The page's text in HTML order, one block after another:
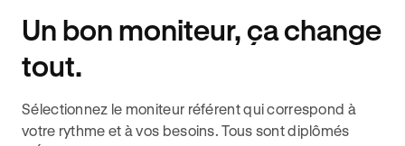
Un bon moniteur, ça change
tout.
Sélectionnez le moniteur référent qui correspond à
votre rythme et à vos besoins. Tous sont diplômés